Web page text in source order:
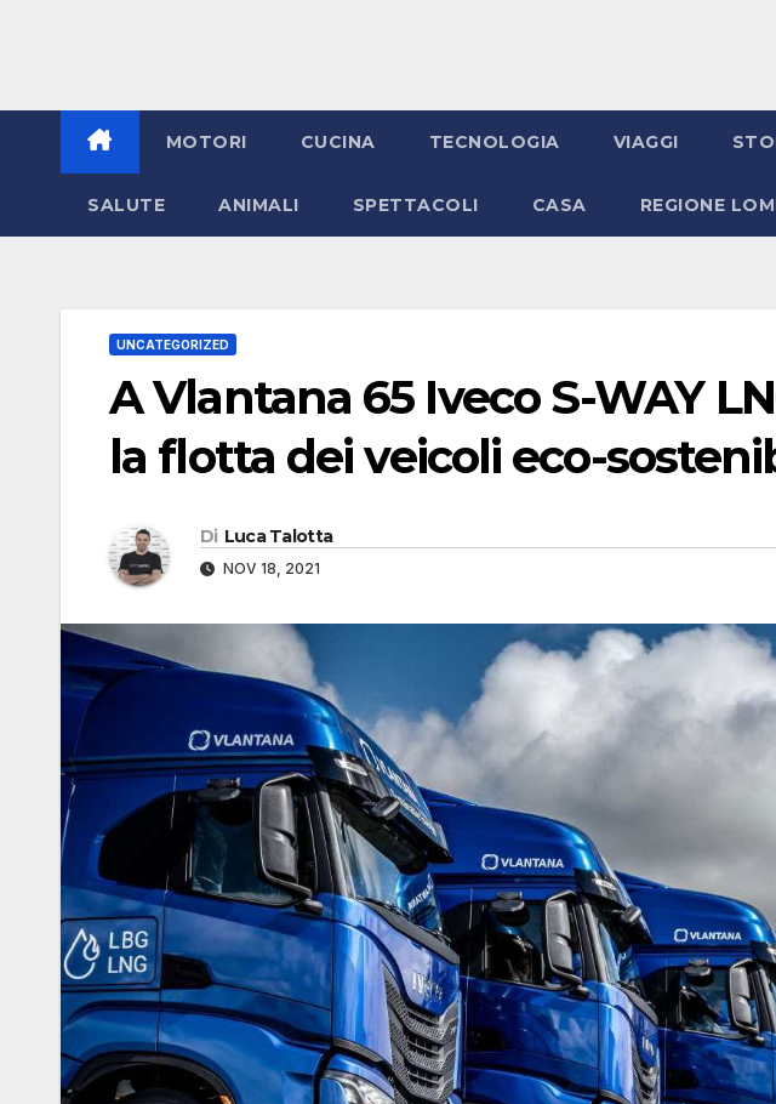
MOTORI CUCINA TECNOLOGIA VIAGGI
SALUTE ANIMALI SPETTACOLI CASA REGIONE
UNCATEGORIZED
A Vlantana 65 Iveco S-WAY
la flotta dei veicoli eco-
Di Luca Talotta
NOV 18, 2021